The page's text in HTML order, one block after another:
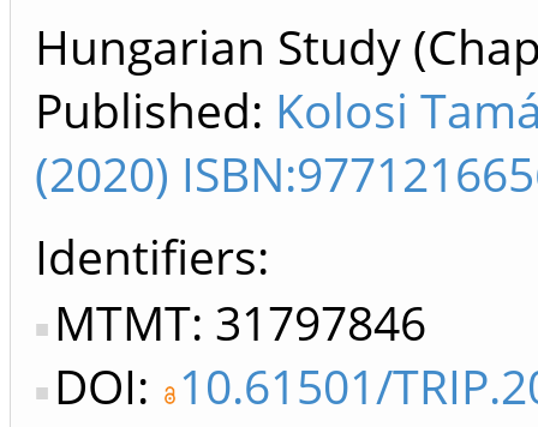
Hungarian Study
Published: Kolosi
(2020)
Identifiers
MTMT: 31797846
DOI: 10.61501/